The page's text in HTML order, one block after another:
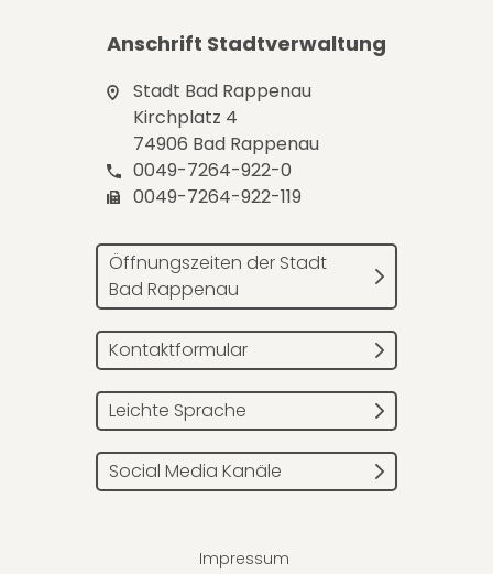
Anschrift Stadtverwaltung
Stadt Bad Rappenau
Kirchplatz 4
74906 Bad Rappenau
0049-7264-922-0
0049-7264-922-119
Öffnungszeiten der Stadt
Bad Rappenau
Kontaktformular
Leichte Sprache
Social Media Kanäle
Impressum